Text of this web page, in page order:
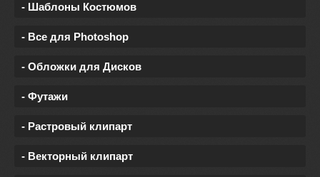
- Шаблоны Костюмов
- Все для Photoshop
- Обложки для Дисков
- Футажи
- Растровый клипарт
- Векторный клипарт